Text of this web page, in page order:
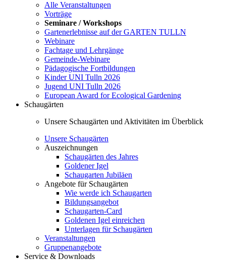
Alle Veranstaltungen
Vorträge
Seminare / Workshops
Gartenerlebnisse auf der GARTEN TULLN
Webinare
Fachtage und Lehrgänge
Gemeinde-Webinare
Pädagogische Fortbildungen
Kinder UNI Tulln 2026
Jugend UNI Tulln 2026
European Award for Ecological Gardening
Schaugärten
Unsere Schaugärten und Aktivitäten im Überblick
Unsere Schaugärten
Auszeichnungen
Schaugärten des Jahres
Goldener Igel
Schaugarten Jubiläen
Angebote für Schaugärten
Wie werde ich Schaugarten
Bildungsangebot
Schaugarten-Card
Goldenen Igel einreichen
Unterlagen für Schaugärten
Veranstaltungen
Gruppenangebote
Service & Downloads